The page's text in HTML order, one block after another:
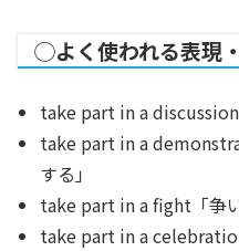
◯よく使われる表現
take part in a discussion
take part in a
する」
take part in a fight「争
take part in a